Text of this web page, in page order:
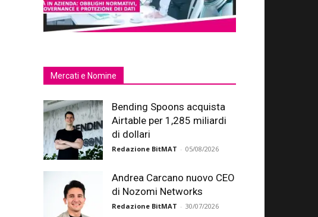
Mercati e Nomine
Bending Spoons acquista
Airtable per 1,285 miliardi
di dollari
Redazione BitMAT - 05/08/2026
Andrea Carcano nuovo CEO
di Nozomi Networks
Redazione BitMAT - 30/07/2026